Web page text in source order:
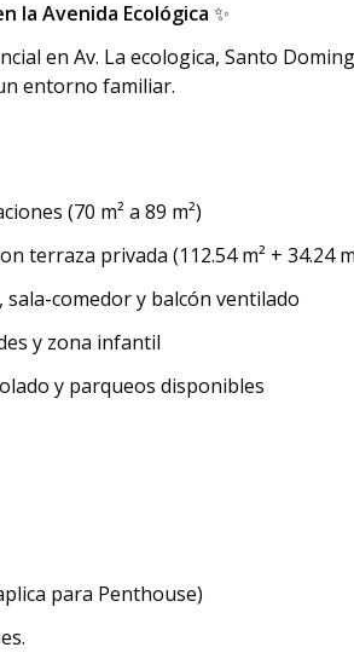
la Avenida Ecológica ✨
en Av. La ecologica, Santo
entorno familiar.
(70 m² a 89 m²)
terraza privada (112.54 m² + 34.24
comedor y balcón ventilado
y zona infantil
y parqueos disponibles
para Penthouse)